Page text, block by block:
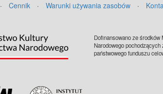
· Cennik · Warunki używania zasobów ·
Dofinansowano ze
Narodowego
państwowego funduszu